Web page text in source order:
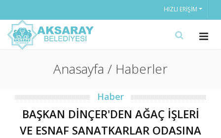
HIZLI ERIŞIM
Anasayfa / Haberler
Haber
BAŞKAN DİNÇER'DEN AĞAÇ İŞLERİ
VE ESNAF SANATKARLAR ODASINA